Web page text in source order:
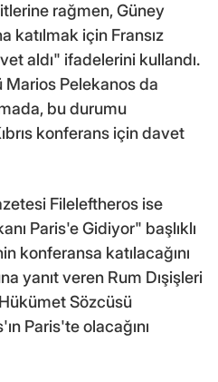
rağmen, Güney
katılmak için Fransız
aldı" ifadelerini kullandı.
Pelekanos da
bu durumu
konferans için davet
Fileleftheros ise
Paris'e Gidiyor" başlıklı
konferansa katılacağını
yanıt veren Rum Dışişleri
Sözcüsü
Paris'te olacağını